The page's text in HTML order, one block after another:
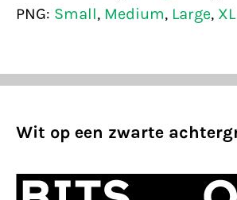
PNG: Small, Medium, Large, XL
Wit op een zwarte